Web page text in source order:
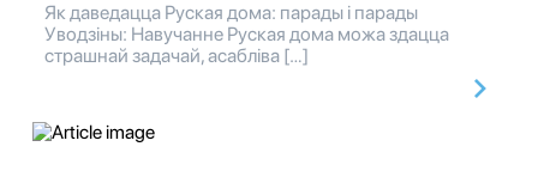
Як даведацца Руская дома: парады і парады
Уводзіны: Навучанне Руская дома можа здацца
страшнай задачай, асабліва […]